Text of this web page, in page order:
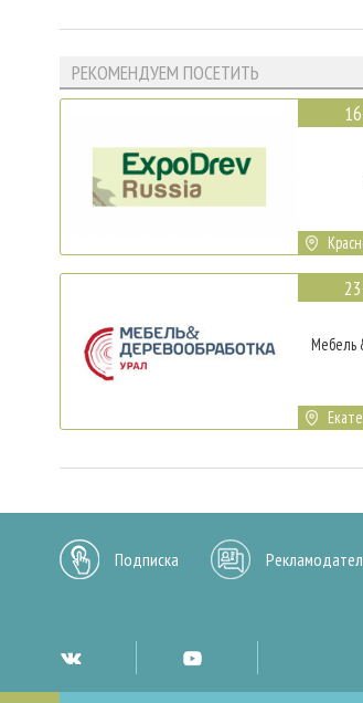
РЕКОМЕНДУЕМ ПОСЕТИТЬ
Мебель
Подписка